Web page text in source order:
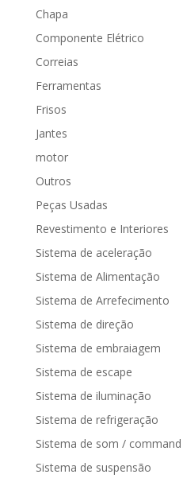
Chapa
Componente Elétrico
Correias
Ferramentas
Frisos
Jantes
motor
Outros
Peças Usadas
Revestimento e Interiores
Sistema de aceleração
Sistema de Alimentação
Sistema de Arrefecimento
Sistema de direção
Sistema de embraiagem
Sistema de escape
Sistema de iluminação
Sistema de refrigeração
Sistema de som / command
Sistema de suspensão